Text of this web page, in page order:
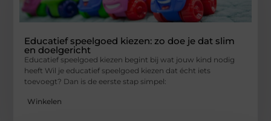
Educatief speelgoed kiezen: zo doe je dat slim
en doelgericht
Educatief speelgoed kiezen begint bij wat jouw kind nodig
heeft Wil je educatief speelgoed kiezen dat écht iets
toevoegt? Dan is de eerste stap simpel:
Winkelen